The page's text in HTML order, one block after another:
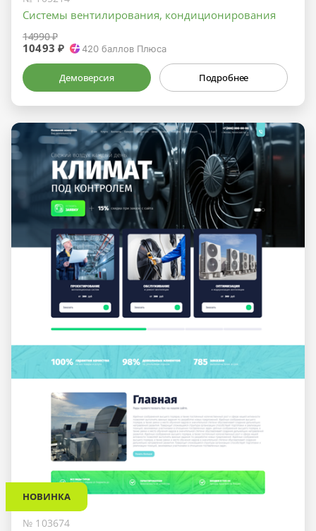
Системы вентилирования, кондиционирования
14990 ₽
10493 ₽ 420 баллов Плюса
Демоверсия Подробнее
НОВИНКА
№ 103674